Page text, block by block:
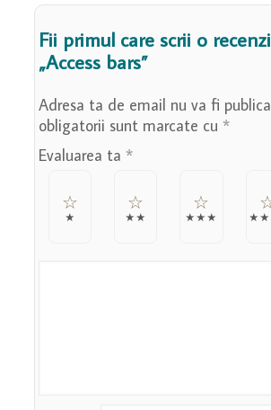
Fii primul care scrii o
„Access bars”
Adresa ta de email nu va fi
obligatorii sunt marcate cu *
Evaluarea ta *